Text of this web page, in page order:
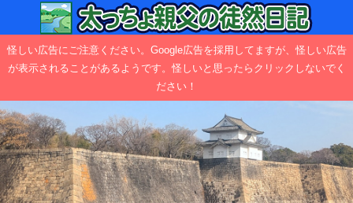
怪しい広告にご注意ください。Google広告を採用してますが、怪しい広告
が表示されることがあるようです。怪しいと思ったらクリックしないでく
ださい！